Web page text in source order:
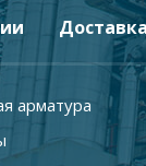
арматура